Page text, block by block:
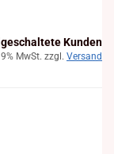
Kunden
MwSt. zzgl. Versand